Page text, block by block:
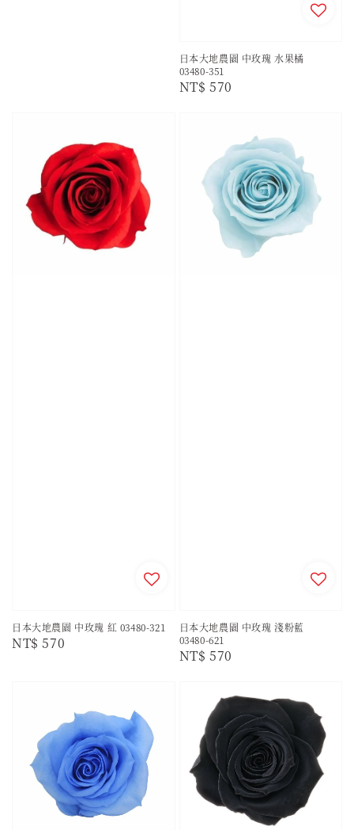
日本大地農園 中玫瑰 水果橘
03480-351
Regular
NT$ 570
日本大地農園 中玫瑰 紅 03480-321
Regular
NT$ 570
日本大地農園 中玫瑰 淺粉藍
03480-621
Regular
NT$ 570